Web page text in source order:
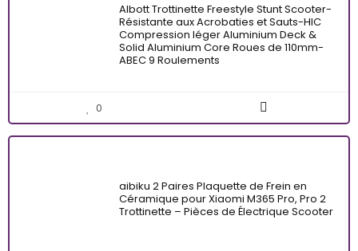
Albott Trottinette Freestyle Stunt Scooter-
Résistante aux Acrobaties et Sauts-HIC
Compression léger Aluminium Deck &
Solid Aluminium Core Roues de 110mm-
ABEC 9 Roulements
0
aibiku 2 Paires Plaquette de Frein en
Céramique pour Xiaomi M365 Pro, Pro 2
Trottinette – Pièces de Électrique Scooter